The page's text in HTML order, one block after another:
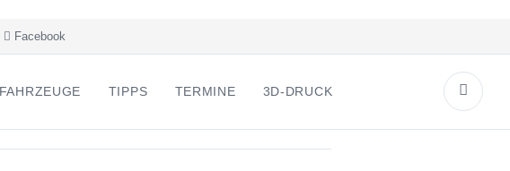
Facebook
TIPPS TERMINE 3D-DRUCK